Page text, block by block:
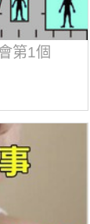
第1個